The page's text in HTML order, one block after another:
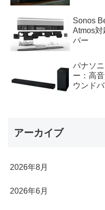
Sonos
Atmos対
バー
パナソ
ー：高
ウンド
アーカイブ
2026年8月
2026年6月